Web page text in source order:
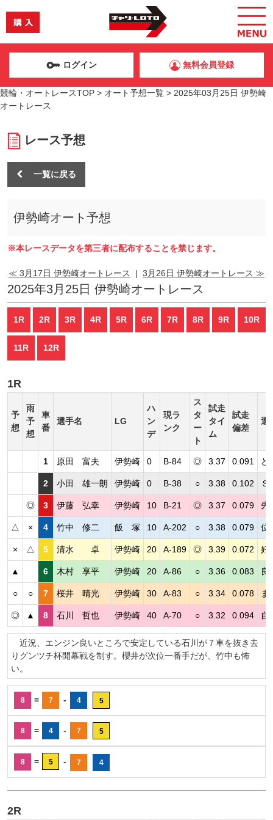
ログイン 無料会員登録
競輪・オートレースTOP > オート予想一覧 > 2025年03月25日 伊勢崎
オートレース
レース予想
一覧に戻る
伊勢崎オート予想
※本レースデータを第三者に配布することを禁じます。
≪ 3月17日 伊勢崎オートレース | 3月26日 伊勢崎オートレース ≫
2025年3月25日 伊勢崎オートレース
1R 2R 3R 4R 5R 6R 7R 8R 9R 10R
11R 12R
1R
予
想
雨
予
想
車
番
選手名 LG
ハ
ン
デ
現ラ
ンク
ス
タ
ー
ト
試走
タイ
ム
試走
偏差
選
1 原田 富夫 伊勢崎 0 B-84 ◎ 3.37 0.091 ど
2 小田 雄一朗 伊勢崎 0 B-38 ○ 3.38 0.102 Ｓ
◎ 3 伊藤 弘幸 伊勢崎 10 B-21 ◎ 3.37 0.079 先
△ × 4 竹中 修二 飯 塚 10 A-202 ○ 3.38 0.079 位
× △ 5 清水 卓 伊勢崎 20 A-189 ◎ 3.39 0.072 好
▲ 6 木村 享平 伊勢崎 20 A-86 ○ 3.36 0.083 良
○ ○ 7 桜井 晴光 伊勢崎 30 A-83 ○ 3.34 0.078 ま
◎ ▲ 8 石川 哲也 伊勢崎 40 A-70 ○ 3.32 0.094 自
近況、エンジン良いところで安定している石川が７車を抜き去
りグンツチ杯開幕戦を制す。櫻井が次位一番手だが、竹中も怖
い。
8 = 7 - 4 5
8 = 4 - 7 5
8 = 5 - 7 4
2R